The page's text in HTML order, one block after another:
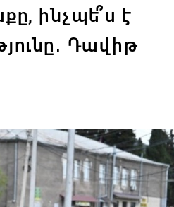
ինչպե՞ս է
Դավիթ